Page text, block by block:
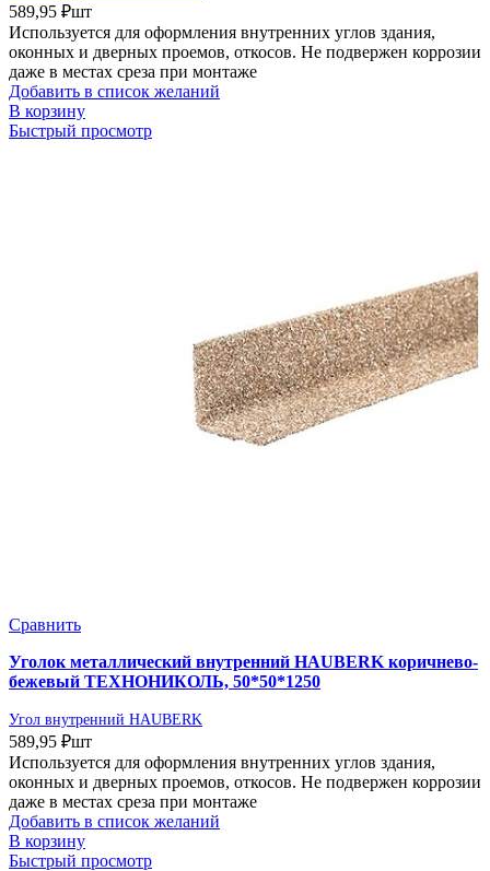
589,95 ₽шт
Используется для оформления внутренних углов здания,
оконных и дверных проемов, откосов. Не подвержен коррозии
даже в местах среза при монтаже
Добавить в список желаний
В корзину
Быстрый просмотр
Сравнить
Уголок металлический внутренний HAUBERK коричнево-
бежевый ТЕХНОНИКОЛЬ, 50*50*1250
Угол внутренний HAUBERK
589,95 ₽шт
Используется для оформления внутренних углов здания,
оконных и дверных проемов, откосов. Не подвержен коррозии
даже в местах среза при монтаже
Добавить в список желаний
В корзину
Быстрый просмотр